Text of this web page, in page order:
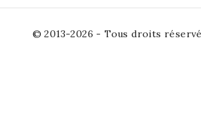
© 2013-2026 - Tous droits